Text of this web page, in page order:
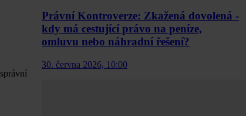
Právní Kontroverze: Zkažená dovolená -
kdy má cestující právo na peníze,
omluvu nebo náhradní řešení?
30. června 2026, 10:00